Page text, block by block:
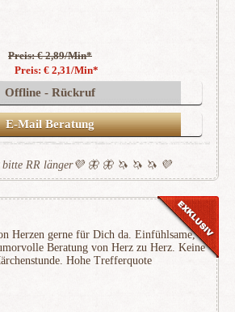
Preis: € 2,89/Min*
Preis: € 2,31/Min*
Offline - Rückruf
E-Mail Beratung
bitte RR länger💜 🦋 🦋 🦄 🦄 🦄 💜
Herzen gerne für Dich da. Einfühlsame,
Beratung von Herz zu Herz. Keine
Hohe Trefferquote